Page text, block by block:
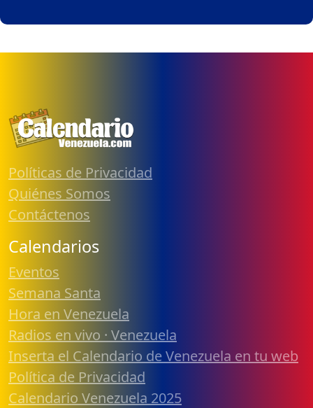
Políticas de Privacidad
Quiénes Somos
Contáctenos
Calendarios
Eventos
Semana Santa
Hora en Venezuela
Radios en vivo · Venezuela
Inserta el Calendario de Venezuela en tu web
Política de Privacidad
Calendario Venezuela 2025